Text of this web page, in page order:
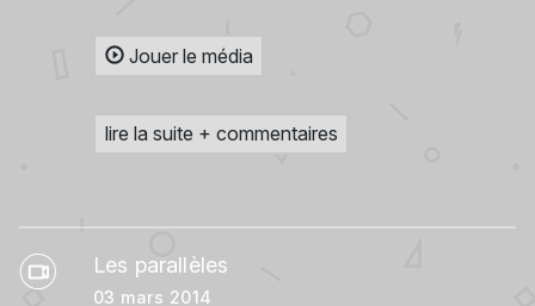
Jouer le média
lire la suite + commentaires
Les parallèles
03 mars 2014